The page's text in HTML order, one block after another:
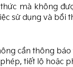
mà không
sử dụng và bồi
cần thông
tiết lộ hoặc